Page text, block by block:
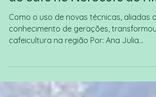
Drone, tradição e
instagram: o renascimento
do café no Noroeste do Rio
Como o uso de novas técnicas, aliadas
conhecimento de gerações, transformou
cafeicultura na região Por: Ana Julia